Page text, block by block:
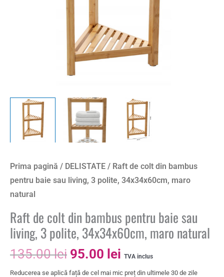
Prima pagină / DELISTATE / Raft de colt din bambus
pentru baie sau living, 3 polite, 34x34x60cm, maro
natural
Raft de colt din bambus pentru baie sau
living, 3 polite, 34x34x60cm, maro natural
135.00lei 95.00 lei TVA inclus
Reducerea se aplică față de cel mai mic preț din ultimele 30 de zile